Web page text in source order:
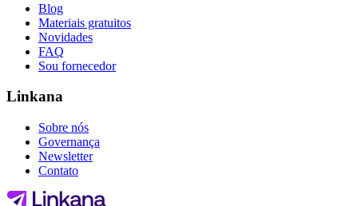
Blog
Materiais gratuitos
Novidades
FAQ
Sou fornecedor
Linkana
Sobre nós
Governança
Newsletter
Contato